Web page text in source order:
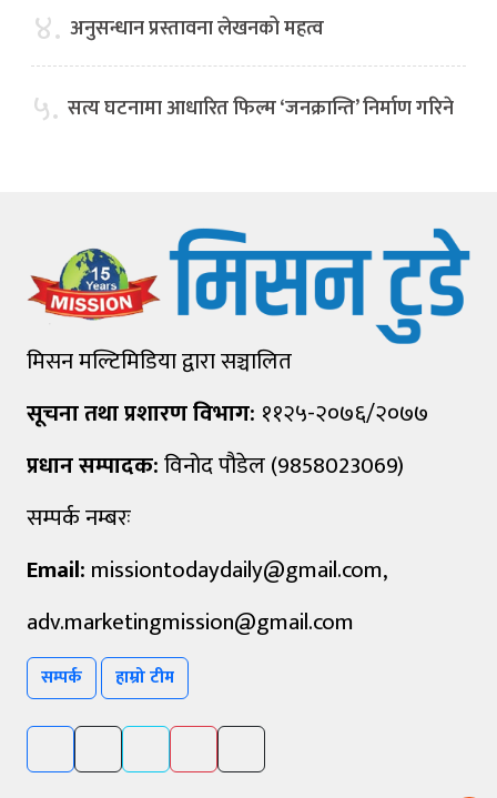
४. अनुसन्धान प्रस्तावना लेखनको महत्व
५. सत्य घटनामा आधारित फिल्म ‘जनक्रान्ति’ निर्माण गरिने
मिसन मल्टिमिडिया द्वारा सञ्चालित
सूचना तथा प्रशारण विभाग: ११२५-२०७६/२०७७
प्रधान सम्पादक:विनोद पौडेल (9858023069)
सम्पर्क नम्बरः
Email: missiontodaydaily@gmail.com,
adv.marketingmission@gmail.com
सम्पर्क हाम्रो टीम